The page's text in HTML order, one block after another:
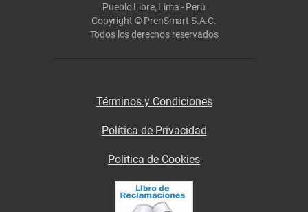
Pueblo Libre, Lima - Perú
Copyright © PrenSmart S.A.C.
Todos los derechos reservados
Términos y Condiciones
Política de Privacidad
Politica de Cookies